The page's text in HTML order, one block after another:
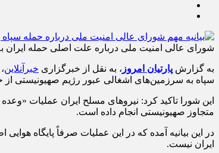
شورای عالی امنیت ملی درباره علت اصلی حمله ایران
به گزارش پارتیان امروز ، به نقل از خبرگزاری خبرآنلاین
سپاه به سرزمین‌های اشغالی عبور رژیم صهیونیستی از خطوط قرمز و بر
متجاوز صهیونیستی انجام داده است.
در این بیانیه آمده که در این عملیات صرفاً پایگاه
ایران نیست.